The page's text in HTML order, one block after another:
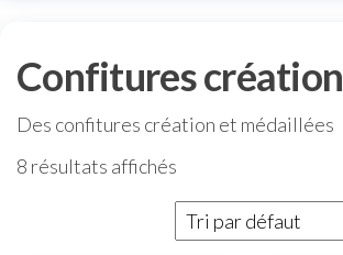
Confitures création
Des confitures création et médaillées
8 résultats affichés